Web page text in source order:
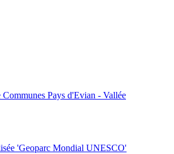
Communes Pays d'Evian - Vallée
'Geoparc Mondial UNESCO'